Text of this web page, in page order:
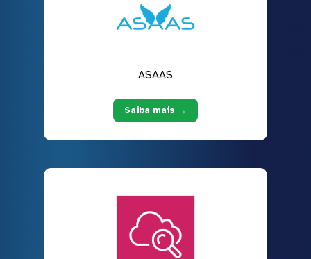
ASAAS
Saiba mais →